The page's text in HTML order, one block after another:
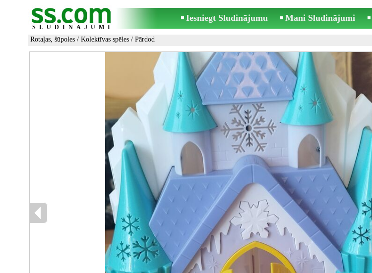
SLUDINĀJUMI
Iesniegt Sludinājumu Mani Sludinājumi
Rotaļas, šūpoles / Kolektīvas spēles / Pārdod